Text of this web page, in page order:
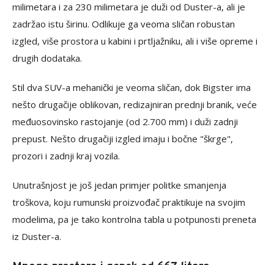
milimetara i za 230 milimetara je duži od Duster-a, ali je
zadržao istu širinu. Odlikuje ga veoma sličan robustan
izgled, više prostora u kabini i prtljažniku, ali i više opreme i
drugih dodataka.
Stil dva SUV-a mehanički je veoma sličan, dok Bigster ima
nešto drugačije oblikovan, redizajniran prednji branik, veće
međuosovinsko rastojanje (od 2.700 mm) i duži zadnji
prepust. Nešto drugačiji izgled imaju i bočne "škrge",
prozori i zadnji kraj vozila.
Unutrašnjost je još jedan primjer politke smanjenja
troškova, koju rumunski proizvođač praktikuje na svojim
modelima, pa je tako kontrolna tabla u potpunosti preneta
iz Duster-a.